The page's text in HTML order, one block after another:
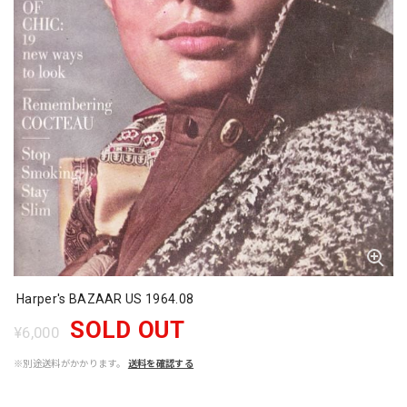
Harper's BAZAAR US 1964.08
¥6,000 SOLD OUT
※別途送料がかかります。 送料を確認する